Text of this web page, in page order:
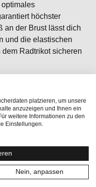
höchster
an der Brust lässt dich
und die elastischen
Radtrikot sicheren
platzieren, um unsere
anzuzeigen und Ihnen ein
weitere Informationen zu den
Einstellungen.
Nein, anpassen